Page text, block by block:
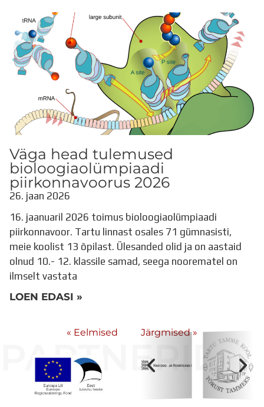
Väga head tulemused
bioloogiaolümpiaadi
piirkonnavoorus 2026
26. jaan 2026
16. jaanuaril 2026 toimus bioloogiaolümpiaadi
piirkonnavoor. Tartu linnast osales 71 gümnasisti,
meie koolist 13 õpilast. Ülesanded olid ja on aastaid
olnud 10.- 12. klassile samad, seega noorematel on
ilmselt vastata
LOEN EDASI »
« Eelmised Järgmised »
PARTNERID